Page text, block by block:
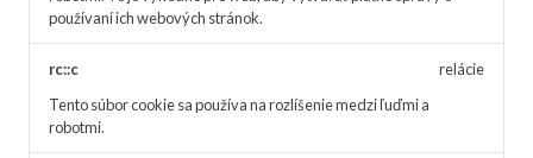
používaní ich webových stránok.
rc::c
Tento súbor cookie sa používa na rozlíšenie medzi ľuďmi a
robotmi.
relácie